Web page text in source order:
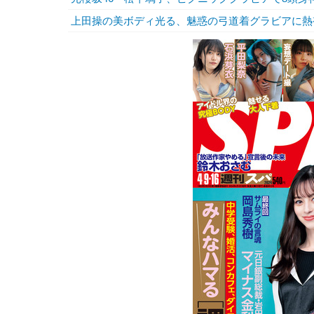
上田操の美ボディ光る、魅惑の弓道着グラビアに